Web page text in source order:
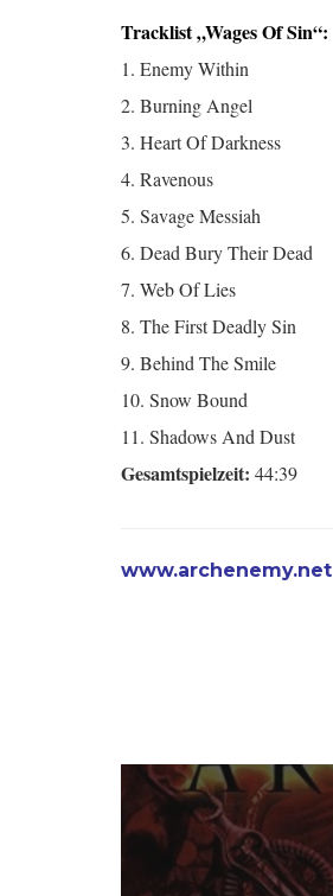
Tracklist „Wages Of Sin“:
1. Enemy Within
2. Burning Angel
3. Heart Of Darkness
4. Ravenous
5. Savage Messiah
6. Dead Bury Their Dead
7. Web Of Lies
8. The First Deadly Sin
9. Behind The Smile
10. Snow Bound
11. Shadows And Dust
Gesamtspielzeit: 44:39
www.archenemy.net